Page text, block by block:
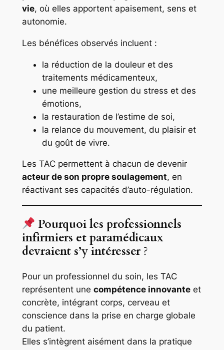
vie, où elles apportent apaisement, sens et
autonomie.
Les bénéfices observés incluent :
la réduction de la douleur et des
traitements médicamenteux,
une meilleure gestion du stress et des
émotions,
la restauration de l’estime de soi,
la relance du mouvement, du plaisir et
du goût de vivre.
Les TAC permettent à chacun de devenir
acteur de son propre soulagement, en
réactivant ses capacités d’auto-régulation.
Pourquoi les professionnels
infirmiers et paramédicaux
devraient s’y intéresser?
Pour un professionnel du soin, les TAC
représentent une compétence innovanteet
concrète, intégrant corps, cerveau et
conscience dans la prise en charge globale
du patient.
Elles s’intègrent aisément dans la pratique